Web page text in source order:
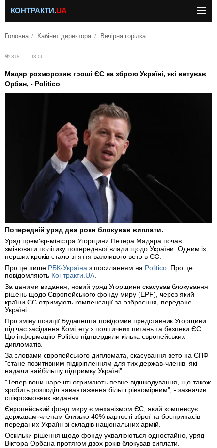
КОНТРАКТИ.UA
Головна Кабінет директора Вечірня горілка
318 — 03.06
Мадяр розморозив гроші ЄС на зброю Україні, які ветував
Орбан, - Politico
Попередній уряд два роки блокував виплати.
Уряд прем'єр-міністра Угорщини Петера Мадяра почав
змінювати політику попередньої влади щодо України. Одним із
перших кроків стало зняття важливого вето в ЄС.
Про це пише РБК-Україна з посиланням на Politico . Про це
повідомляють Контракти.UA
За даними видання, новий уряд Угорщини скасував блокування
рішень щодо Європейського фонду миру (EPF), через який
країни ЄС отримують компенсації за озброєння, передане
Україні.
Про зміну позиції Будапешта повідомив представник Угорщини
під час засідання Комітету з політичних питань та безпеки ЄС.
Цю інформацію Politico підтвердили кілька європейських
дипломатів.
За словами європейського дипломата, скасування вето на ЄПФ
"стане позитивним підкріпленням для тих держав-членів, які
надали найбільшу підтримку Україні".
"Тепер вони нарешті отримають певне відшкодування, що також
зробить розподіл навантаження більш рівномірним", - зазначив
співрозмовник видання.
Європейський фонд миру є механізмом ЄС, який компенсує
державам-членам близько 40% вартості зброї та боєприпасів,
переданих Україні зі складів національних армій.
Оскільки рішення щодо фонду ухвалюються одностайно, уряд
Віктора Орбана протягом двох років блокував виплати.